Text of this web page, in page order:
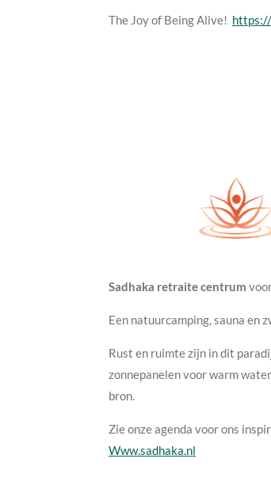
The Joy of Being Alive!
Sadhaka retraite centrum
Een natuurcamping, sauna en
Rust en ruimte zijn in dit
zonnepanelen voor warm
bron.
Zie onze agenda voor ons
Www.sadhaka.nl